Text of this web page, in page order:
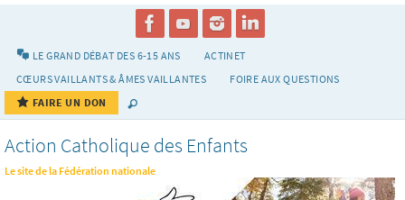
LE GRAND DÉBAT DES 6-15 ANS
ACTINET
CŒURS VAILLANTS & ÂMES VAILLANTES
FOIRE AUX QUESTIONS
FAIRE UN DON
Action Catholique des Enfants
Le site de la Fédération nationale